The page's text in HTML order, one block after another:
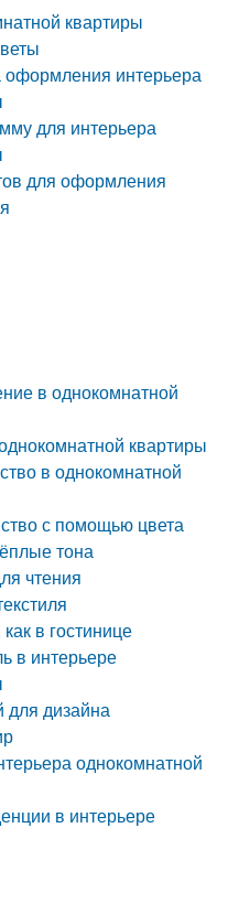
квартиры
интерьера
для интерьера
для оформления
в однокомнатной
квартиры
в однокомнатной
с помощью цвета
тона
чтения
в гостинице
в интерьере
для дизайна
однокомнатной
в интерьере